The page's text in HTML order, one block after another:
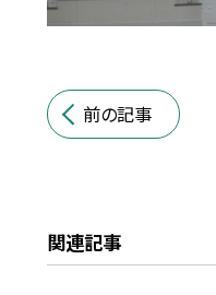
前の記事
関連記事